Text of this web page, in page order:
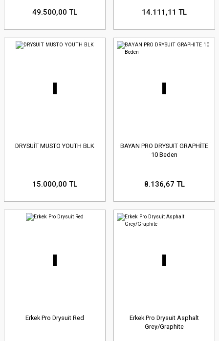
49.500,00 TL 14.111,11 TL
DRYSUİT MUSTO YOUTH BLK
15.000,00 TL
BAYAN PRO DRYSUIT GRAPHİTE
10 Beden
8.136,67 TL
Erkek Pro Drysuit Red
Erkek Pro Drysuit Asphalt
Grey/Graphite